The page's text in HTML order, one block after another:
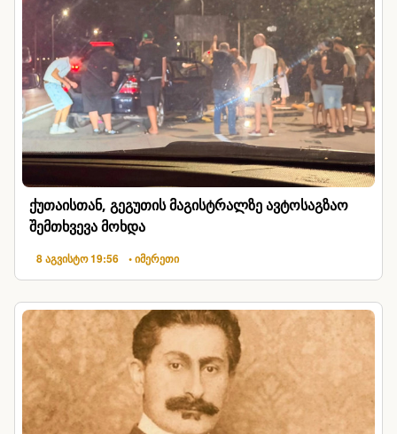
ქუთაისთან, გეგუთის მაგისტრალზე ავტოსაგზაო
შემთხვევა მოხდა
8 აგვისტო 19:56 • იმერეთი